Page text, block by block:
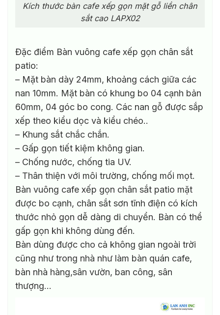
Kích thước bàn cafe xếp gọn mặt gỗ liền chân
sắt cao LAPX02
Đặc điểm Bàn vuông cafe xếp gọn chân sắt
patio:
– Mặt bàn dày 24mm, khoảng cách giữa các
nan 10mm. Mặt bàn có khung bo 04 cạnh bản
60mm, 04 góc bo cong. Các nan gỗ được sắp
xếp theo kiểu dọc và kiểu chéo..
– Khung sắt chắc chắn.
– Gấp gọn tiết kiệm không gian.
– Chống nước, chống tia UV.
– Thân thiện với môi trường, chống mối mọt.
Bàn vuông cafe xếp gọn chân sắt patio mặt
được bo cạnh, chân sắt sơn tĩnh điện có kích
thước nhỏ gọn dễ dàng di chuyển. Bàn có thể
gấp gọn khi không dùng đến.
Bàn dùng được cho cả không gian ngoài trời
cũng như trong nhà như làm bàn quán cafe,
bàn nhà hàng,sân vườn, ban công, sân
thượng…